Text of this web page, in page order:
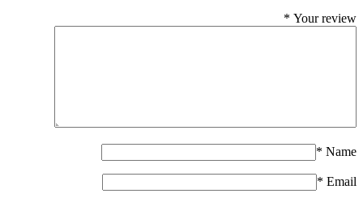
Your review
*
Name
*
Email
*